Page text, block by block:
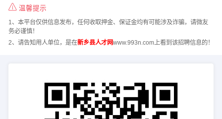
温馨提示
1、本平台仅供信息发布，任何收取押金、保证金均有可能涉及诈骗，请微友
务必谨慎！
2、请告知用人单位，是在新乡县人才网www.993n.com上看到该招聘信息的！